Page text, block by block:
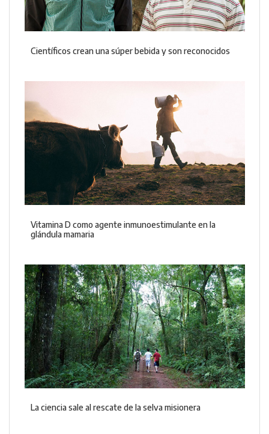
Científicos crean una súper bebida y son reconocidos
Vitamina D como agente inmunoestimulante en la
glándula mamaria
La ciencia sale al rescate de la selva misionera